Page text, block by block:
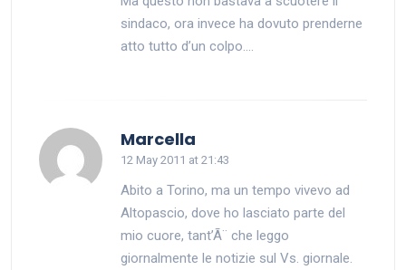
sindaco, ora invece ha dovuto prenderne
atto tutto d’un colpo….
Marcella
12 May 2011 at 21:43
Abito a Torino, ma un tempo vivevo ad
Altopascio, dove ho lasciato parte del
mio cuore, tant’Ã¨ che leggo
giornalmente le notizie sul Vs. giornale.